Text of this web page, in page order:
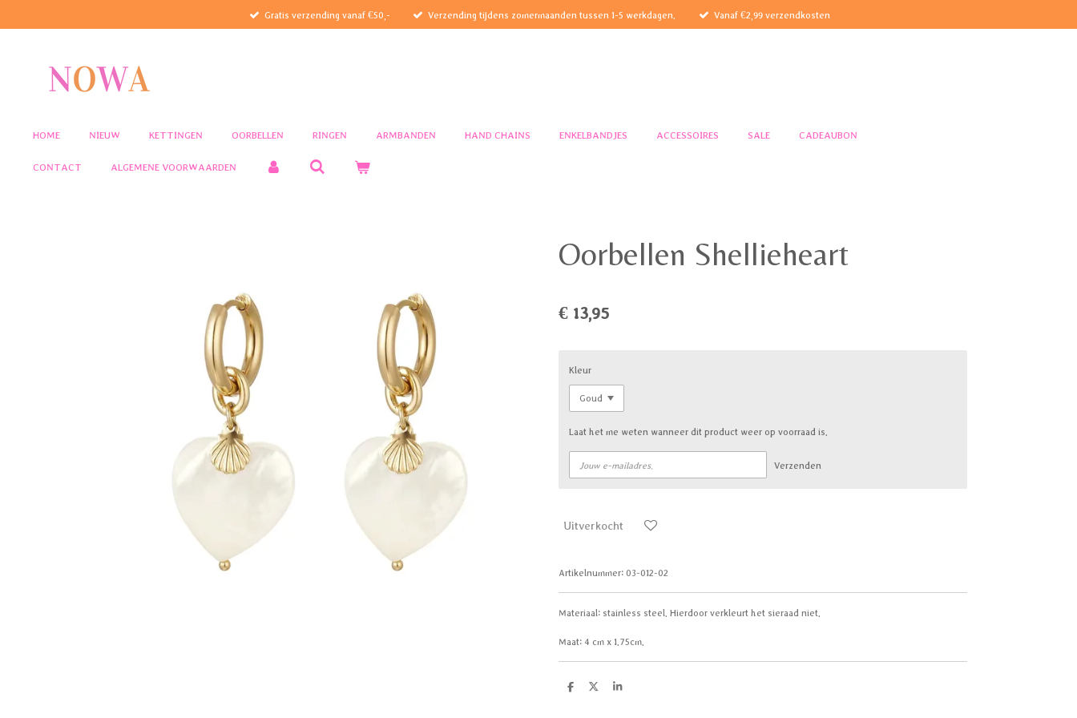
hoofdinhoud
Gratis verzending vanaf €50,- Verzending tijdens zomermaanden tussen 1-5 werkdagen. Vanaf €2,99 verzendkosten
HOME NIEUW KETTINGEN OORBELLEN RINGEN ARMBANDEN HAND CHAINS ENKELBANDJES ACCESSOIRES SALE CADEAUBON
CONTACT ALGEMENE VOORWAARDEN
Oorbellen Shellieheart
€ 13,95
Kleur
Laat het me weten wanneer dit product weer op voorraad is.
Verzenden
Uitverkocht
Artikelnummer: 03-012-02
Materiaal: stainless steel. Hierdoor verkleurt het sieraad niet.
Maat: 4 cm x 1.75cm.
D
D
S